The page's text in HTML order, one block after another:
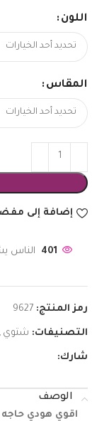
اللون
المقاس
إضافة إلى
401 الناس
رمز المنتج: 9627
التصنيفات: شتوي ,
شارك:
الوصف
اقوي هودي